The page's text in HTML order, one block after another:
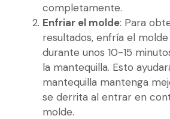
completamente.
Enfriar el molde: Para
resultados, enfría el
durante unos 10-15
la mantequilla. Esto
mantequilla mantenga
se derrita al entrar en
molde.